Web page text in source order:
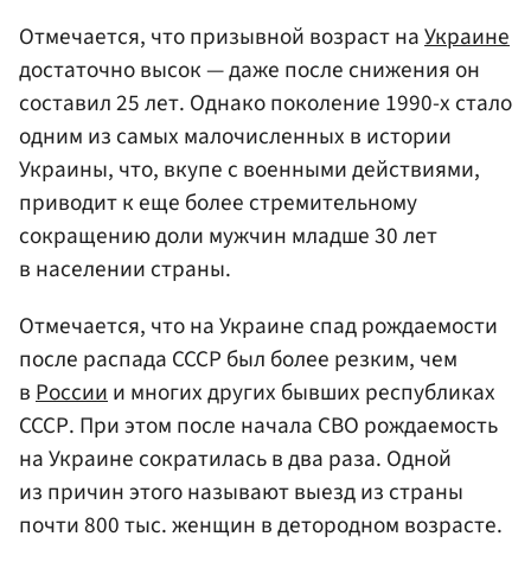
Отмечается, что призывной возраст наУкраине
достаточно высок — даже после снижения он
составил 25 лет. Однако поколение 1990-х стало
одним из самых малочисленных в истории
Украины, что, вкупе с военными действиями,
приводит к еще более стремительному
сокращению доли мужчин младше 30 лет
в населении страны.
Отмечается, что на Украине спад рождаемости
после распада СССР был более резким, чем
в России и многих других бывших республиках
СССР. При этом после начала СВО рождаемость
на Украине сократилась в два раза. Одной
из причин этого называют выезд из страны
почти 800 тыс. женщин в детородном возрасте.